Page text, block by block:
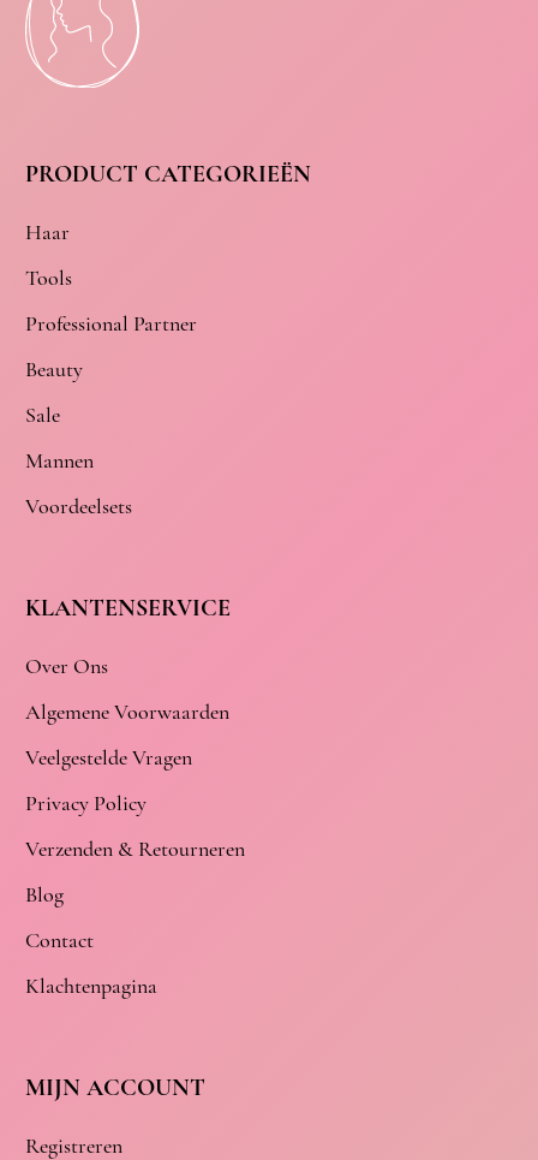
PRODUCT CATEGORIEËN
Haar
Tools
Professional Partner
Beauty
Sale
Mannen
Voordeelsets
KLANTENSERVICE
Over Ons
Algemene Voorwaarden
Veelgestelde Vragen
Privacy Policy
Verzenden & Retourneren
Blog
Contact
Klachtenpagina
MIJN ACCOUNT
Registreren